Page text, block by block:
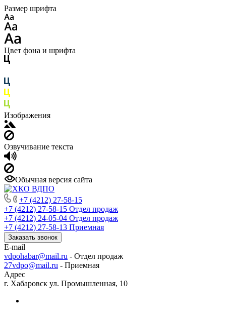
Размер шрифта
Цвет фона и шрифта
Изображения
Озвучивание текста
Обычная версия сайта
+7 (4212) 27-58-15
+7 (4212) 27-58-15 Отдел продаж
+7 (4212) 24-05-04 Отдел продаж
+7 (4212) 27-58-13 Приемная
Заказать звонок
E-mail
vdpohabar@mail.ru - Отдел продаж
27vdpo@mail.ru - Приемная
Адрес
г. Хабаровск ул. Промышленная, 10